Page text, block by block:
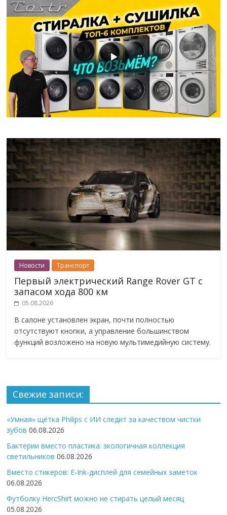
Новости Транспорт
Первый электрический Range Rover GT с
запасом хода 800 км
05.08.2026
В салоне установлен экран, почти полностью
отсутствуют кнопки, а управление большинством
функций возложено на новую мультимедийную систему.
Свежие записи:
«Умная» щётка Philips с ИИ следит за качеством чистки
зубов 06.08.2026
Бактерии вместо пластика: экологичная коллекция
светильников 06.08.2026
Вместо стикеров: E-Ink-дисплей для семейных заметок
06.08.2026
Футболку HercShirt можно не стирать целый месяц
05.08.2026